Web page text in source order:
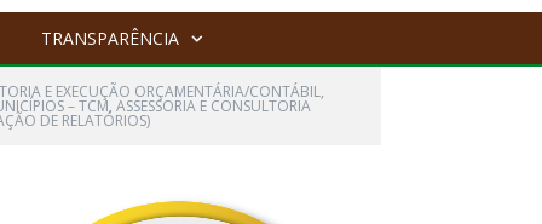
TRANSPARÊNCIA
E EXECUÇÃO ORÇAMENTÁRIA/CONTÁBIL,
– TCM, ASSESSORIA E CONSULTORIA
DE RELATÓRIOS)